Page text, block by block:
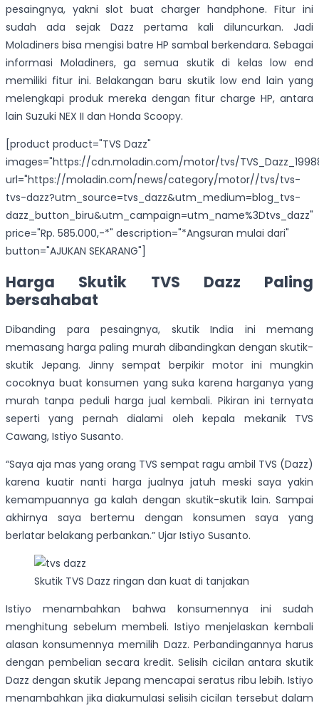
pesaingnya, yakni slot buat charger handphone. Fitur ini
sudah ada sejak Dazz pertama kali diluncurkan. Jadi
Moladiners bisa mengisi batre HP sambal berkendara. Sebagai
informasi Moladiners, ga semua skutik di kelas low end
memiliki fitur ini. Belakangan baru skutik low end lain yang
melengkapi produk mereka dengan fitur charge HP, antara
lain Suzuki NEX II dan Honda Scoopy.
[product product="TVS Dazz"
images="https://cdn.moladin.com/motor/tvs/
url="https://moladin.com/news/category/motor//tvs/tvs-
tvs-dazz?utm_source=tvs_dazz&utm_medium=blog_tvs-
dazz_button_biru&utm_campaign=utm_name%3Dtvs_dazz"
price="Rp. 585.000,-*" description="*Angsuran mulai dari"
button="AJUKAN SEKARANG"]
Harga Skutik TVS Dazz Paling
bersahabat
Dibanding para pesaingnya, skutik India ini memang
memasang harga paling murah dibandingkan dengan skutik-
skutik Jepang. Jinny sempat berpikir motor ini mungkin
cocoknya buat konsumen yang suka karena harganya yang
murah tanpa peduli harga jual kembali. Pikiran ini ternyata
seperti yang pernah dialami oleh kepala mekanik TVS
Cawang, Istiyo Susanto.
“Saya aja mas yang orang TVS sempat ragu ambil TVS (Dazz)
karena kuatir nanti harga jualnya jatuh meski saya yakin
kemampuannya ga kalah dengan skutik-skutik lain. Sampai
akhirnya saya bertemu dengan konsumen saya yang
berlatar belakang perbankan.” Ujar Istiyo Susanto.
Skutik TVS Dazz ringan dan kuat di tanjakan
Istiyo menambahkan bahwa konsumennya ini sudah
menghitung sebelum membeli. Istiyo menjelaskan kembali
alasan konsumennya memilih Dazz. Perbandingannya harus
dengan pembelian secara kredit. Selisih cicilan antara skutik
Dazz dengan skutik Jepang mencapai seratus ribu lebih. Istiyo
menambahkan jika diakumulasi selisih cicilan tersebut dalam